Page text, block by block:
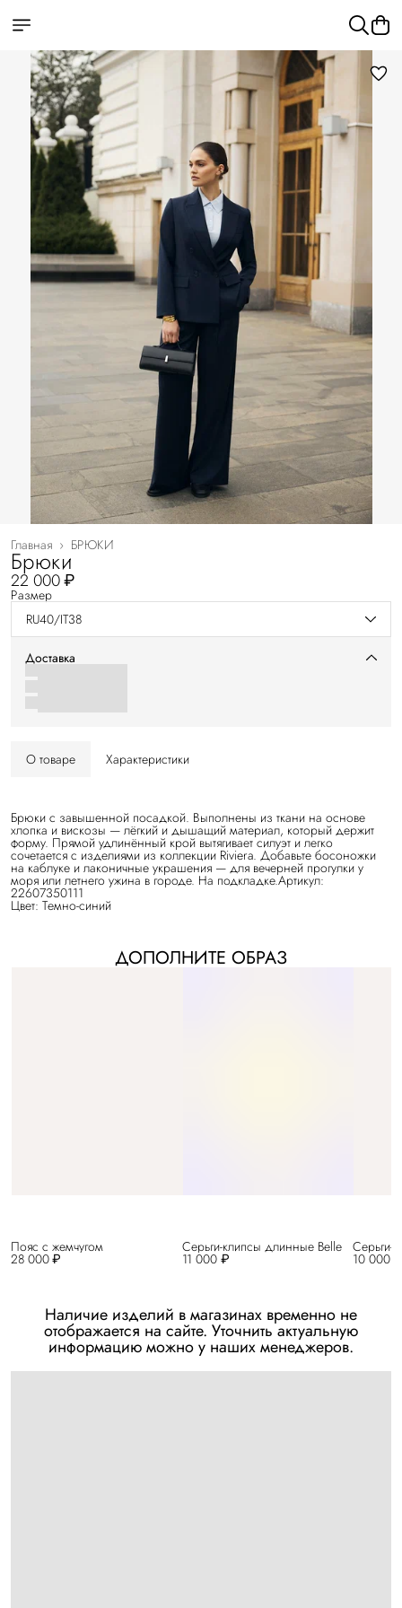
БРЮКИ
Главная ›
Брюки
22 000 ₽
Размер
RU40/IT38
Доставка
О товаре Характеристики
Брюки с завышенной посадкой. Выполнены из ткани на основе
хлопка и вискозы — лёгкий и дышащий материал, который держит
форму. Прямой удлинённый крой вытягивает силуэт и легко
сочетается с изделиями из коллекции Riviera. Добавьте босоножки
на каблуке и лаконичные украшения — для вечерней прогулки у
моря или летнего ужина в городе. На подкладке.Артикул:
22607350111
Цвет: Темно-синий
ДОПОЛНИТЕ ОБРАЗ
28 000 ₽
Пояс с жемчугом
11 000 ₽
Серьги-клипсы длинные Belle
10 000 ₽
Серьги-
Наличие изделий в магазинах временно не
отображается на сайте. Уточнить актуальную
информацию можно у наших менеджеров.